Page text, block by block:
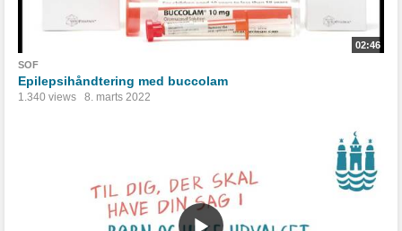
02:46
SOF
Epilepsihåndtering med buccolam
1.340 views 8. marts 2022